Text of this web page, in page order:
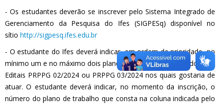
- Os estudantes deverão se inscrever pelo Sistema Integrado de
Gerenciamento da Pesquisa do Ifes (SIGPESq) disponível no
sítio http://sigpesq.ifes.edu.br
- O estudante do Ifes deverá indicar, em ordem de prioridade, no
mínimo um e no máximo dois planos de trabalhos aprovados nos
Editais PRPPG 02/2024 ou PRPPG 03/2024 nos quais gostaria de
atuar. O estudante deverá indicar, no momento da inscrição, o
número do plano de trabalho que consta na coluna indicada pelo